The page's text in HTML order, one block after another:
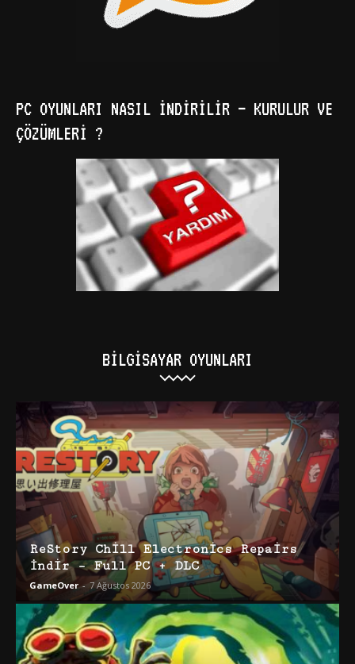
PC OYUNLARI NASIL İNDIRILIR – KURULUR VE
ÇÖZÜMLERI ?
BILGISAYAR OYUNLARI
ReStory Chill Electronics Repairs
İndir – Full PC + DLC
GameOver - 7 Ağustos 2026